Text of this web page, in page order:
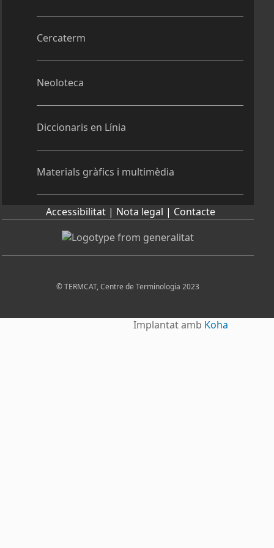
Cercaterm
Neoloteca
Diccionaris en Línia
Materials gràfics i multimèdia
Accessibilitat | Nota legal | Contacte
© TERMCAT, Centre de Terminologia 2023
Implantat amb Koha